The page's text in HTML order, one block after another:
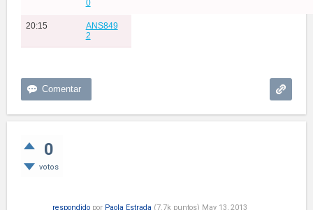
0
20:15
ANS849
2
0
votos
respondido por Paola Estrada (7.7k puntos) May 13, 2013